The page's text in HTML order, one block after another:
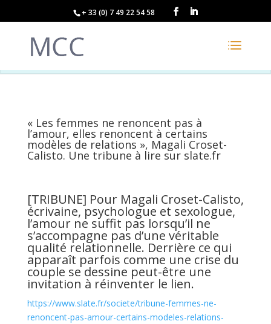
+ 33 (0) 7 49 22 54 58
« Les femmes ne renoncent pas à
l’amour, elles renoncent à certains
modèles de relations », Magali Croset-
Calisto. Une tribune à lire sur slate.fr
[TRIBUNE] Pour Magali Croset-Calisto,
écrivaine, psychologue et sexologue,
l’amour ne suffit pas lorsqu’il ne
s’accompagne pas d’une véritable
qualité relationnelle. Derrière ce qui
apparaît parfois comme une crise du
couple se dessine peut-être une
invitation à réinventer le lien.
https://www.slate.fr/societe/tribune-femmes-ne-
renoncent-pas-amour-certains-modeles-relations-